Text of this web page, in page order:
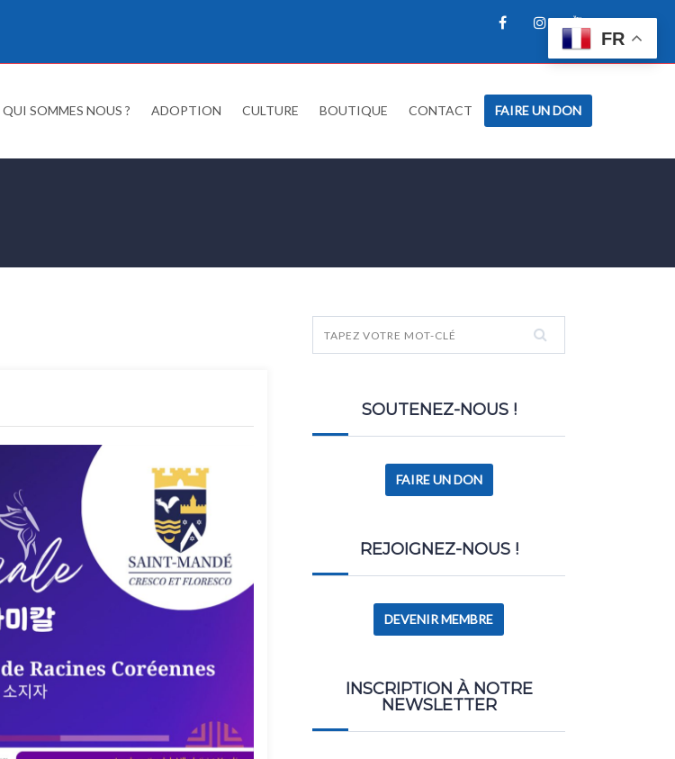
QUI SOMMES NOUS ? ADOPTION CULTURE BOUTIQUE CONTACT FAIRE UN DON
SOUTENEZ-NOUS !
FAIRE UN DON
REJOIGNEZ-NOUS !
DEVENIR MEMBRE
INSCRIPTION À NOTRE
NEWSLETTER
FR